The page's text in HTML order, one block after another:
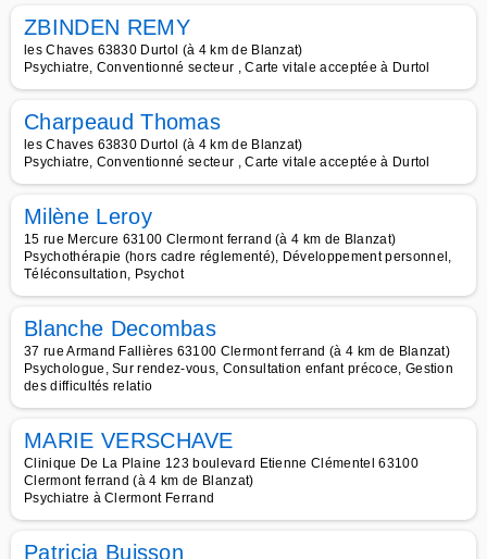
ZBINDEN REMY
les Chaves 63830 Durtol (à 4 km de Blanzat)
Psychiatre, Conventionné secteur , Carte vitale acceptée à Durtol
Charpeaud Thomas
les Chaves 63830 Durtol (à 4 km de Blanzat)
Psychiatre, Conventionné secteur , Carte vitale acceptée à Durtol
Milène Leroy
15 rue Mercure 63100 Clermont ferrand (à 4 km de Blanzat)
Psychothérapie (hors cadre réglementé), Développement personnel,
Téléconsultation, Psychot
Blanche Decombas
37 rue Armand Fallières 63100 Clermont ferrand (à 4 km de Blanzat)
Psychologue, Sur rendez-vous, Consultation enfant précoce, Gestion
des difficultés relatio
MARIE VERSCHAVE
Clinique De La Plaine 123 boulevard Etienne Clémentel 63100
Clermont ferrand (à 4 km de Blanzat)
Psychiatre à Clermont Ferrand
Patricia Buisson